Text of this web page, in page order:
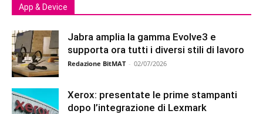
App & Device
Jabra amplia la gamma Evolve3 e
supporta ora tutti i diversi stili di lavoro
Redazione BitMAT - 02/07/2026
Xerox: presentate le prime stampanti
dopo l’integrazione di Lexmark